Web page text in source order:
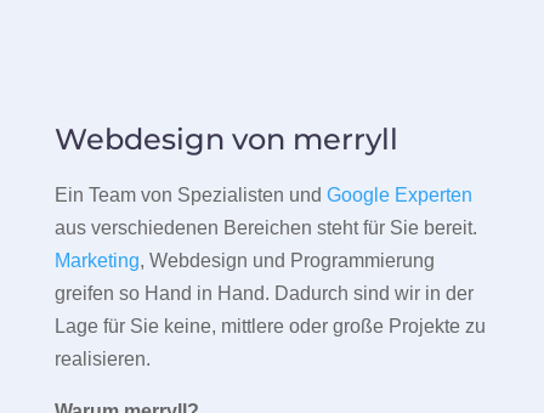
Webdesign von merryll
Ein Team von Spezialisten und Google Experten
aus verschiedenen Bereichen steht für Sie bereit.
Marketing, Webdesign und Programmierung
greifen so Hand in Hand. Dadurch sind wir in der
Lage für Sie keine, mittlere oder große Projekte zu
realisieren.